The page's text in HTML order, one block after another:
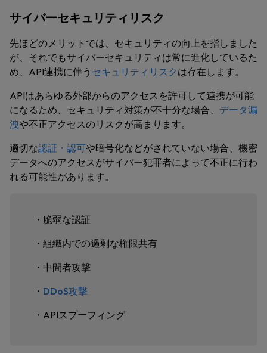
サイバーセキュリティリスク
先ほどのメリットでは、セキュリティの向上を指しました
が、それでもサイバーセキュリティは常に進化しているた
め、API連携に伴う セキュリティリスク は存在します。
APIはあらゆる外部からのアクセスを許可して連携が可能
になるため、セキュリティ対策が不十分な場合、 データ漏
洩や不正アクセスのリスクが高まります。
適切な認証・認可や暗号化などがされていない場合、機密
データへのアクセスがサイバー犯罪者によって不正に行わ
れる可能性があります。
・脆弱な認証
・組織内での過剰な権限共有
・中間者攻撃
・ DDoS攻撃
・APIスプーフィング